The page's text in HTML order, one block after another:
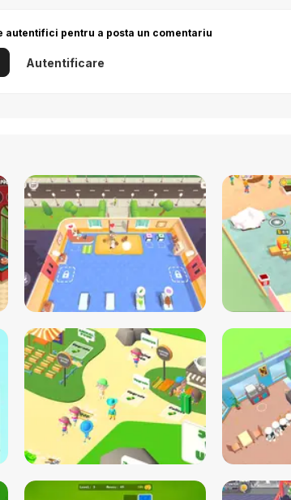
autentifici pentru a posta un comentariu
Autentificare